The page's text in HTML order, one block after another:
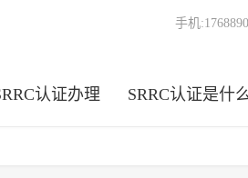
认证办理 SRRC认证是什
手机